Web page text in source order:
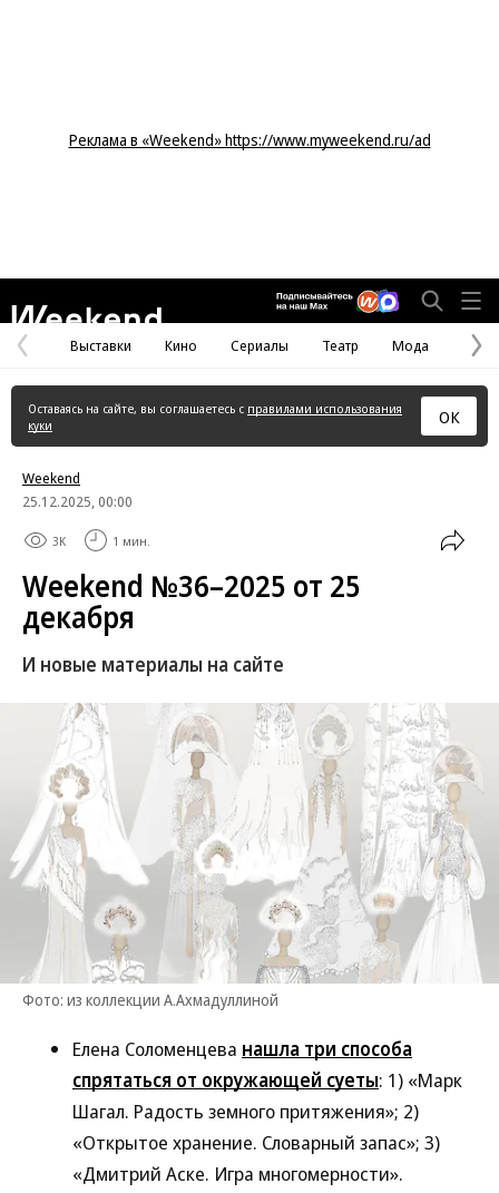
Реклама в «Weekend» https://www.myweekend.ru/ad
Предыдущая
страница
Выставки Кино Сериалы Театр Мода
Оставаясь на сайте, вы соглашаетесь с правилами использования
куки
ОК
Weekend
25.12.2025, 00:00
3K 1 мин.
Weekend №36–2025 от 25
декабря
И новые материалы на сайте
Фото: из коллекции А.Ахмадуллиной
Елена Соломенцева нашла три способа
спрятаться от окружающей суеты: 1) «Марк
Шагал. Радость земного притяжения»; 2)
«Открытое хранение. Словарный запас»; 3)
«Дмитрий Аске. Игра многомерности».